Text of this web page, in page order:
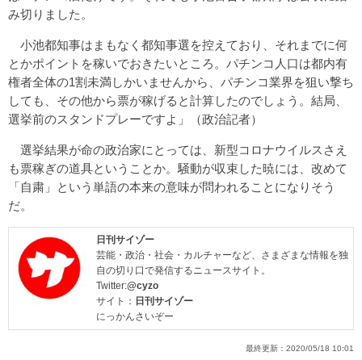
み切りました。
小池都知事はまもなく都知事選を控えており、それまでに何
とかポイントを稼いでおきたいところ。パチンコ人口は都内有
権者全体の1割未満しかいませんから、パチンコ業界を狙い撃ち
しても、その他から票が稼げると計算したのでしょう。結局、
選挙前のスタンドプレーですよ」（政治記者）
選挙結果が命の政治家にとっては、新型コロナウイルスさえ
も票稼ぎの道具ということか。騒動が収束した暁には、改めて
「自粛」という単語の本来の意味が問われることになりそう
だ。
日刊サイゾー
芸能・政治・社会・カルチャーなど、さまざまな情報を独
自の切り口で発信するニュースサイト。
Twitter:@cyzo
サイト： 日刊サイゾー
にっかんさいぞー
最終更新： 2020/05/18 10:01